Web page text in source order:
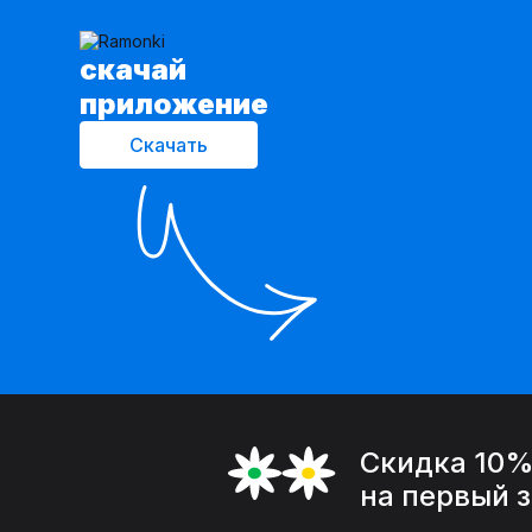
cкачай
приложение
Скачать
Скидка 10%
на первый